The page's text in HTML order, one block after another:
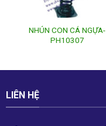
NHÚN CON CÁ NGỰA-
PH10307
LIÊN HỆ